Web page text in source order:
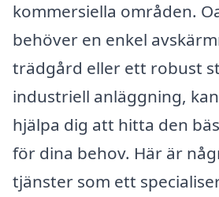
kommersiella områden.
behöver en enkel
trädgård eller ett robust
industriell anläggning,
hjälpa dig att hitta den
för dina behov. Här är
tjänster som ett